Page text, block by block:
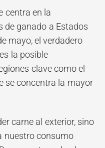
centra en la
de ganado a Estados
mayo, el verdadero
la posible
clave como el
se concentra la mayor
carne al exterior, sino
nuestro consumo